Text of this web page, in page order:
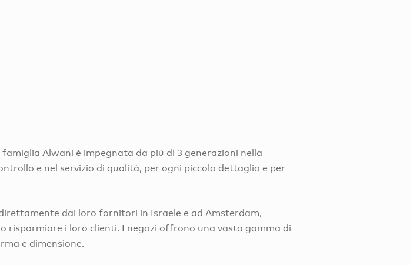
Alwani è impegnata da più di 3 generazioni nella
e nel servizio di qualità, per ogni piccolo dettaglio e per
dai loro fornitori in Israele e ad Amsterdam,
risparmiare i loro clienti. I negozi offrono una vasta gamma di
e dimensione.